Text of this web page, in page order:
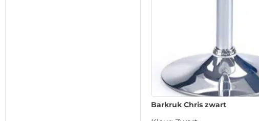
Barkruk Chris zwart